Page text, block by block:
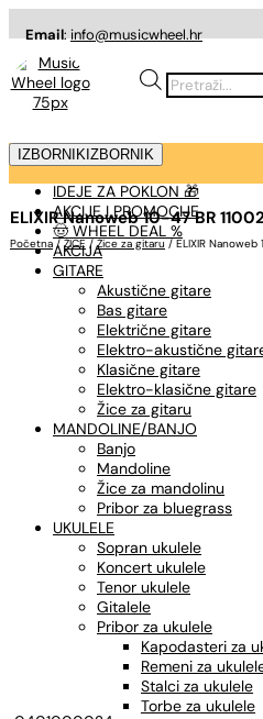
Email:info@musicwheel.hr
Products
search
IZBORNIK IZBORNIK
IDEJE ZA POKLON 🎁
AKCIJE I PROMOCIJE
🤠 WHEEL DEAL %
AKCIJA
GITARE
Akustične gitare
Bas gitare
Električne gitare
Elektro-akustične
Klasične gitare
Elektro-klasične gitare
Žice za gitaru
MANDOLINE/BANJO
Banjo
Mandoline
Žice za mandolinu
Pribor za bluegrass
UKULELE
Sopran ukulele
Koncert ukulele
Tenor ukulele
Gitalele
Pribor za ukulele
Kapodasteri za
Remeni za
Stalci za ukulele
Torbe za ukulele
ELIXIR Nanoweb 10-47 BR
Početna / ŽICE /Žice za gitaru / ELIXIR